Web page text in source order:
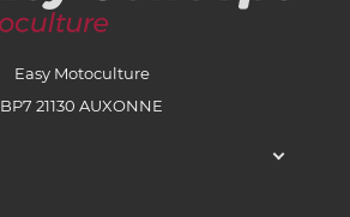
Easy Motoculture
BP7 21130 AUXONNE